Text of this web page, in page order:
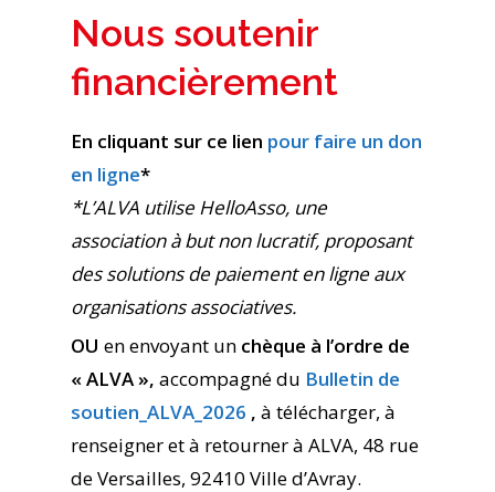
Nous soutenir
financièrement
En cliquant sur ce lien pour faire un don
en ligne*
*L’ALVA utilise HelloAsso, une
association à but non lucratif, proposant
des solutions de paiement en ligne aux
organisations associatives.
OU en envoyant un chèque à l’ordre de
« ALVA », accompagné du Bulletin de
soutien_ALVA_2026 , à télécharger, à
renseigner et à retourner à ALVA, 48 rue
de Versailles, 92410 Ville d’Avray.